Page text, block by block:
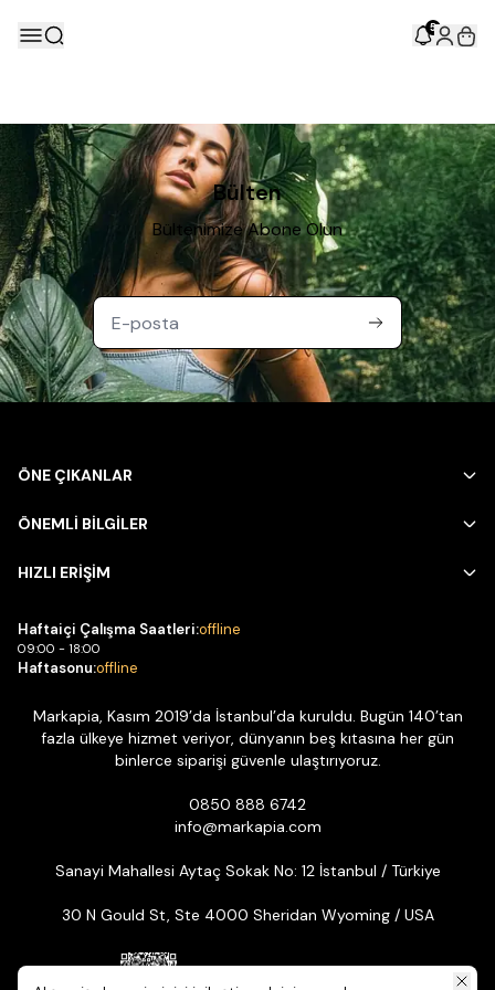
5
Bülten
Bültenimize Abone Olun
ÖNE ÇIKANLAR
ÖNEMLİ BİLGİLER
HIZLI ERİŞİM
Haftaiçi Çalışma Saatleri:offline
09:00 - 18:00
Haftasonu:offline
Markapia, Kasım 2019’da İstanbul’da kuruldu. Bugün 140’tan
fazla ülkeye hizmet veriyor, dünyanın beş kıtasına her gün
binlerce siparişi güvenle ulaştırıyoruz.
0850 888 6742
info@markapia.com
Sanayi Mahallesi Aytaç Sokak No: 12 İstanbul / Türkiye
30 N Gould St, Ste 4000 Sheridan Wyoming / USA